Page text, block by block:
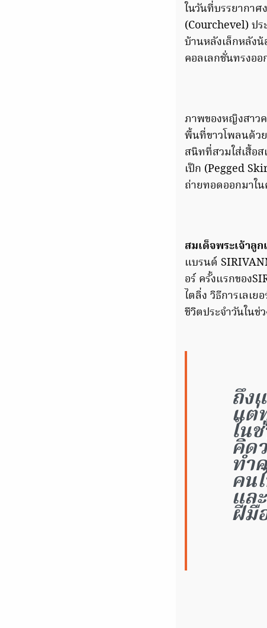
ในวันที่บรรยากาศ
(Courchevel) ป
บ้านหลังเล็กหลัง
คอลเลกชั่นทรงอ
ภาพของหญิงสาว
พื้นที่ขาวโพลนด้ว
สนิทที่สวมใส่เสื้อ
เป๊ก (Pegged
ถ่ายทอดออกมาใ
สมเด็จพระเจ้าลู
แบรนด์
อร์ ครั้งแรกของ
ไตลิ่ง วิธีการเลเ
ชีวิตประจำวันในช่
ถึง
แต่
ใน
คิด
ทำ
คน
แล
ฝีมื